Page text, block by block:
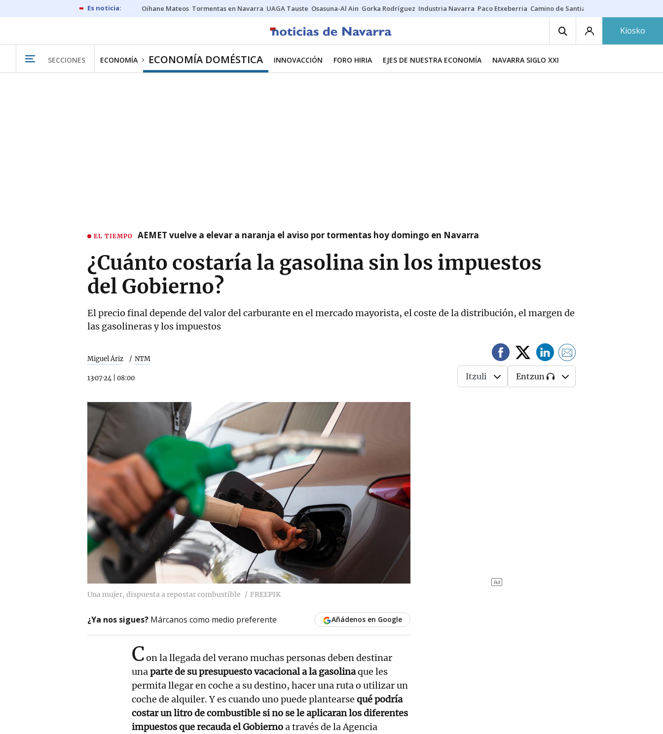
Oihane Mateos Tormentas en Navarra UAGA Tauste Osasuna-Al Ain Gorka Rodríguez Industria Navarra Paco Etxeberria Camino de Santiago
Kiosko
SECCIONES ECONOMÍA ECONOMÍA DOMÉSTICA INNOVACCIÓN FORO HIRIA EJES DE NUESTRA ECONOMÍA NAVARRA SIGLO XXI
EL TIEMPO AEMET vuelve a elevar a naranja el aviso por tormentas hoy domingo en Navarra
¿Cuánto costaría la gasolina sin los impuestos
del Gobierno?
El precio final depende del valor del carburante en el mercado mayorista, el coste de la distribución, el margen de
las gasolineras y los impuestos
Miguel Áriz NTM
13·07·24 08:00 Itzuli Entzun
Una mujer, dispuesta a repostar combustible FREEPIK
¿Ya nos sigues? Márcanos como medio preferente Añádenos en Google
Con la llegada del verano muchas personas deben destinar
unaparte de su presupuesto vacacional a la gasolinaque les
permita llegar en coche a su destino, hacer una ruta o utilizar un
coche de alquiler. Y es cuando uno puede plantearse qué podría
costar un litro de combustible si no se le aplicaran los diferentes
impuestos que recauda el Gobiernoa través de la Agencia